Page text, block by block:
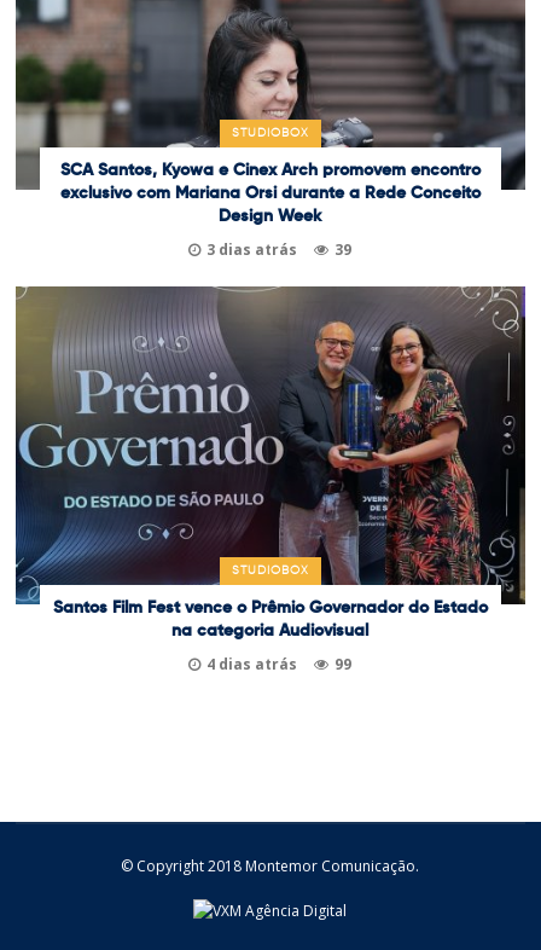
STUDIOBOX
SCA Santos, Kyowa e Cinex Arch promovem encontro
exclusivo com Mariana Orsi durante a Rede Conceito
Design Week
3 dias atrás 39
STUDIOBOX
Santos Film Fest vence o Prêmio Governador do Estado
na categoria Audiovisual
4 dias atrás 99
© Copyright 2018 Montemor Comunicação.